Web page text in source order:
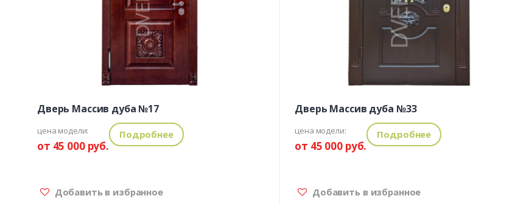
Дверь Массив дуба №17
цена модели:
от 45 000 руб.
Подробнее
Добавить в избранное
Дверь Массив дуба №33
цена модели:
от 45 000 руб.
Подробнее
Добавить в избранное